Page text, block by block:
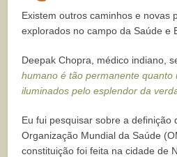
Existem outros caminhos e novas
explorados no campo da Saúde e
Deepak Chopra, médico indiano,
humano é tão permanente quanto
iluminados pelo esplendor da
Eu fui pesquisar sobre a definição
Organização Mundial da Saúde
constituição foi feita na cidade de